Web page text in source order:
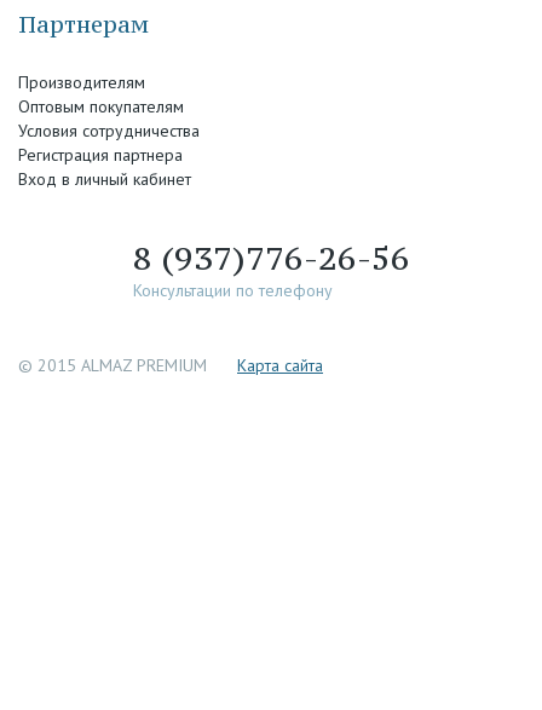
Партнерам
Производителям
Оптовым покупателям
Условия сотрудничества
Регистрация партнера
Вход в личный кабинет
8 (937)776-26-56
Консультации по телефону
© 2015 ALMAZ PREMIUM Каpта сайта